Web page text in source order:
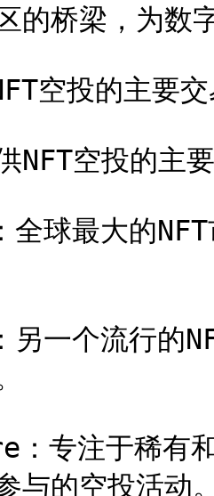
的桥梁，为数
空投的主要
NFT空投的主
全球最大的
一个流行的
专注于稀有
与的空投活动